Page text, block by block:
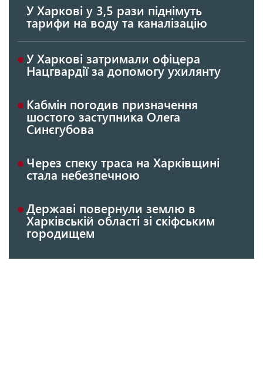
У Харкові у 3,5 рази піднімуть
тарифи на воду та каналізацію
У Харкові затримали офіцера
Нацгвардії за допомогу ухилянту
Кабмін погодив призначення
шостого заступника Олега
Синєгубова
Через спеку траса на Харківщині
стала небезпечною
Державі повернули землю в
Харківській області зі скіфським
городищем